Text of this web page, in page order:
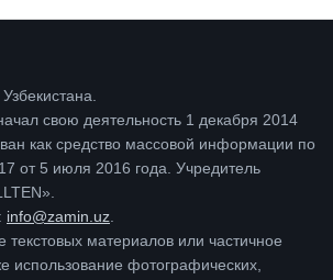
свою деятельность 1 декабря 2014
как средство массовой информации по
от 5 июля 2016 года. Учредитель
info@zamin.uz.
текстовых материалов или частичное
использование фотографических,